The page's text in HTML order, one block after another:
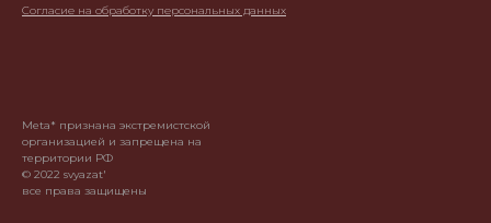
Согласие на обработку персональных данных
Meta* признана экстремистской
организацией и запрещена на
территории РФ
© 2022 svyazat'
все права защищены